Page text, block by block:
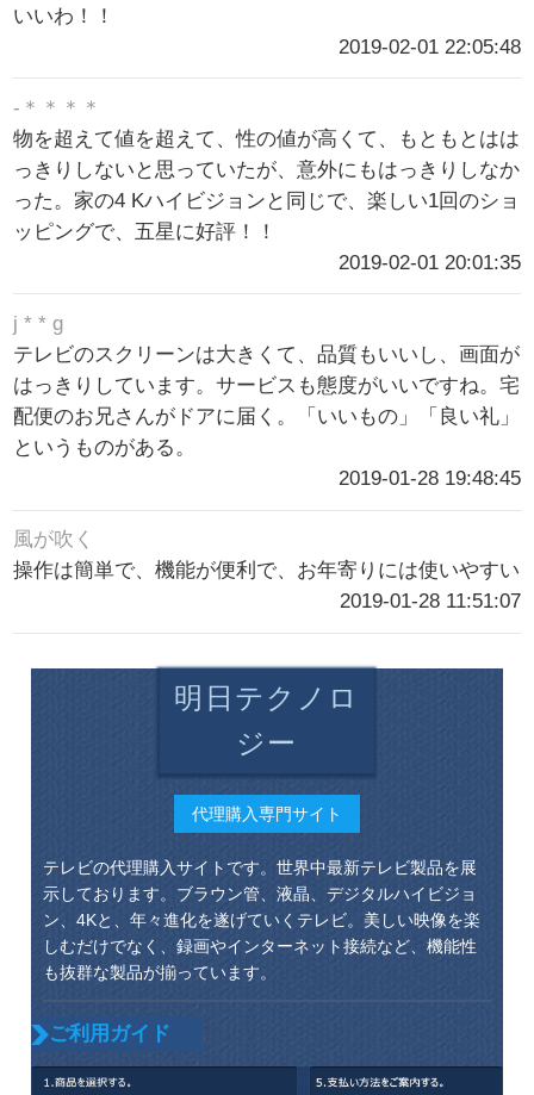
いいわ！！
2019-02-01 22:05:48
-＊＊＊＊
物を超えて値を超えて、性の値が高くて、もともとはは
っきりしないと思っていたが、意外にもはっきりしなか
った。家の4 Kハイビジョンと同じで、楽しい1回のショ
ッピングで、五星に好評！！
2019-02-01 20:01:35
j * * g
テレビのスクリーンは大きくて、品質もいいし、画面が
はっきりしています。サービスも態度がいいですね。宅
配便のお兄さんがドアに届く。「いいもの」「良い礼」
というものがある。
2019-01-28 19:48:45
風が吹く
操作は簡単で、機能が便利で、お年寄りには使いやすい
2019-01-28 11:51:07
明日テクノロ
ジー
代理購入専門サイト
テレビの代理購入サイトです。世界中最新テレビ製品を展
示しております。ブラウン管、液晶、デジタルハイビジョ
ン、4Kと、年々進化を遂げていくテレビ。美しい映像を楽
しむだけでなく、録画やインターネット接続など、機能性
も抜群な製品が揃っています。
ご利用ガイド